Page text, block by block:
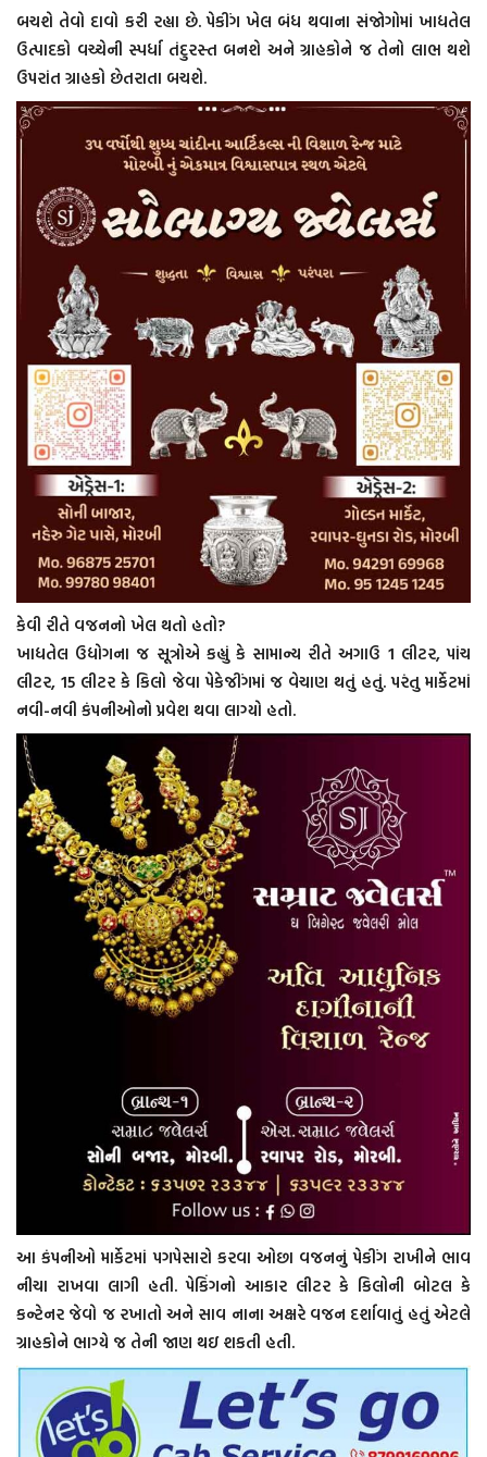
બચશે તેવો દાવો કરી રહ્યા છે. પેકીંગ ખેલ બંધ થવાના સંજોગોમાં ખાદ્યતેલ
ઉત્પાદકો વચ્ચેની સ્પર્ધા તંદુરસ્ત બનશે અને ગ્રાહકોને જ તેનો લાભ થશે
ઉપરાંત ગ્રાહકો છેતરાતા બચશે.
કેવી રીતે વજનનો ખેલ થતો હતો?
ખાદ્યતેલ ઉદ્યોગના જ સૂત્રોએ કહ્યું કે સામાન્ય રીતે અગાઉ 1 લીટર, પાંચ
લીટર, 15 લીટર કે કિલો જેવા પેકેજીંગમાં જ વેચાણ થતું હતું. પરંતુ માર્કેટમાં
નવી-નવી કંપનીઓનો પ્રવેશ થવા લાગ્યો હતો.
આ કંપનીઓ માર્કેટમાં પગપેસારો કરવા ઓછા વજનનું પેકીંગ રાખીને ભાવ
નીચા રાખવા લાગી હતી. પેકિંગનો આકાર લીટર કે કિલોની બોટલ કે
કન્ટેનર જેવો જ રખાતો અને સાવ નાના અક્ષરે વજન દર્શાવાતું હતું એટલે
ગ્રાહકોને ભાગ્યે જ તેની જાણ થઇ શકતી હતી.